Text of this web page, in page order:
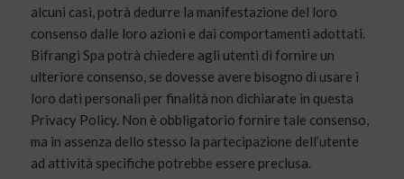
alcuni casi, potrà dedurre la manifestazione del loro
consenso dalle loro azioni e dai comportamenti adottati.
Bifrangi Spa potrà chiedere agli utenti di fornire un
ulteriore consenso, se dovesse avere bisogno di usare i
loro dati personali per finalità non dichiarate in questa
Privacy Policy. Non è obbligatorio fornire tale consenso,
ma in assenza dello stesso la partecipazione dell’utente
ad attività specifiche potrebbe essere preclusa.